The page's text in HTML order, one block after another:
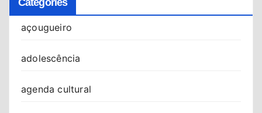
açougueiro
adolescência
agenda cultural